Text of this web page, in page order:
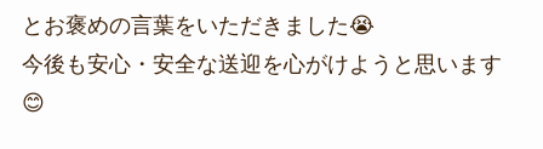
とお褒めの言葉をいただきました😭
今後も安心・安全な送迎を心がけようと思います
😊